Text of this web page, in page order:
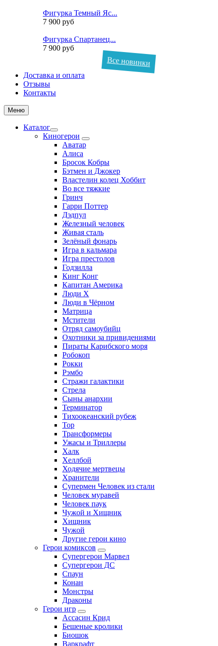
Фигурка Темный Яс...
7 900 руб
Фигурка Спартанец...
7 900 руб
Все новинки
Доставка и оплата
Отзывы
Контакты
Меню
Каталог
Киногерои
Аватар
Алиса
Бросок Кобры
Бэтмен и Джокер
Властелин колец Хоббит
Во все тяжкие
Гринч
Гарри Поттер
Дэдпул
Железный человек
Живая сталь
Зелёный фонарь
Игра в кальмара
Игра престолов
Годзилла
Кинг Конг
Капитан Америка
Люди X
Люди в Чёрном
Матрица
Мстители
Отряд самоубийц
Охотники за привидениями
Пираты Карибского моря
Робокоп
Рокки
Рэмбо
Стражи галактики
Стрела
Сыны анархии
Терминатор
Тихоокеанский рубеж
Тор
Трансформеры
Ужасы и Триллеры
Халк
Хеллбой
Ходячие мертвецы
Хранители
Супермен Человек из стали
Человек муравей
Человек паук
Чужой и Хищник
Хищник
Чужой
Другие герои кино
Герои комиксов
Супергерои Марвел
Супергерои ДС
Спаун
Конан
Монстры
Драконы
Герои игр
Ассасин Крид
Бешеные кролики
Биошок
Варкрафт